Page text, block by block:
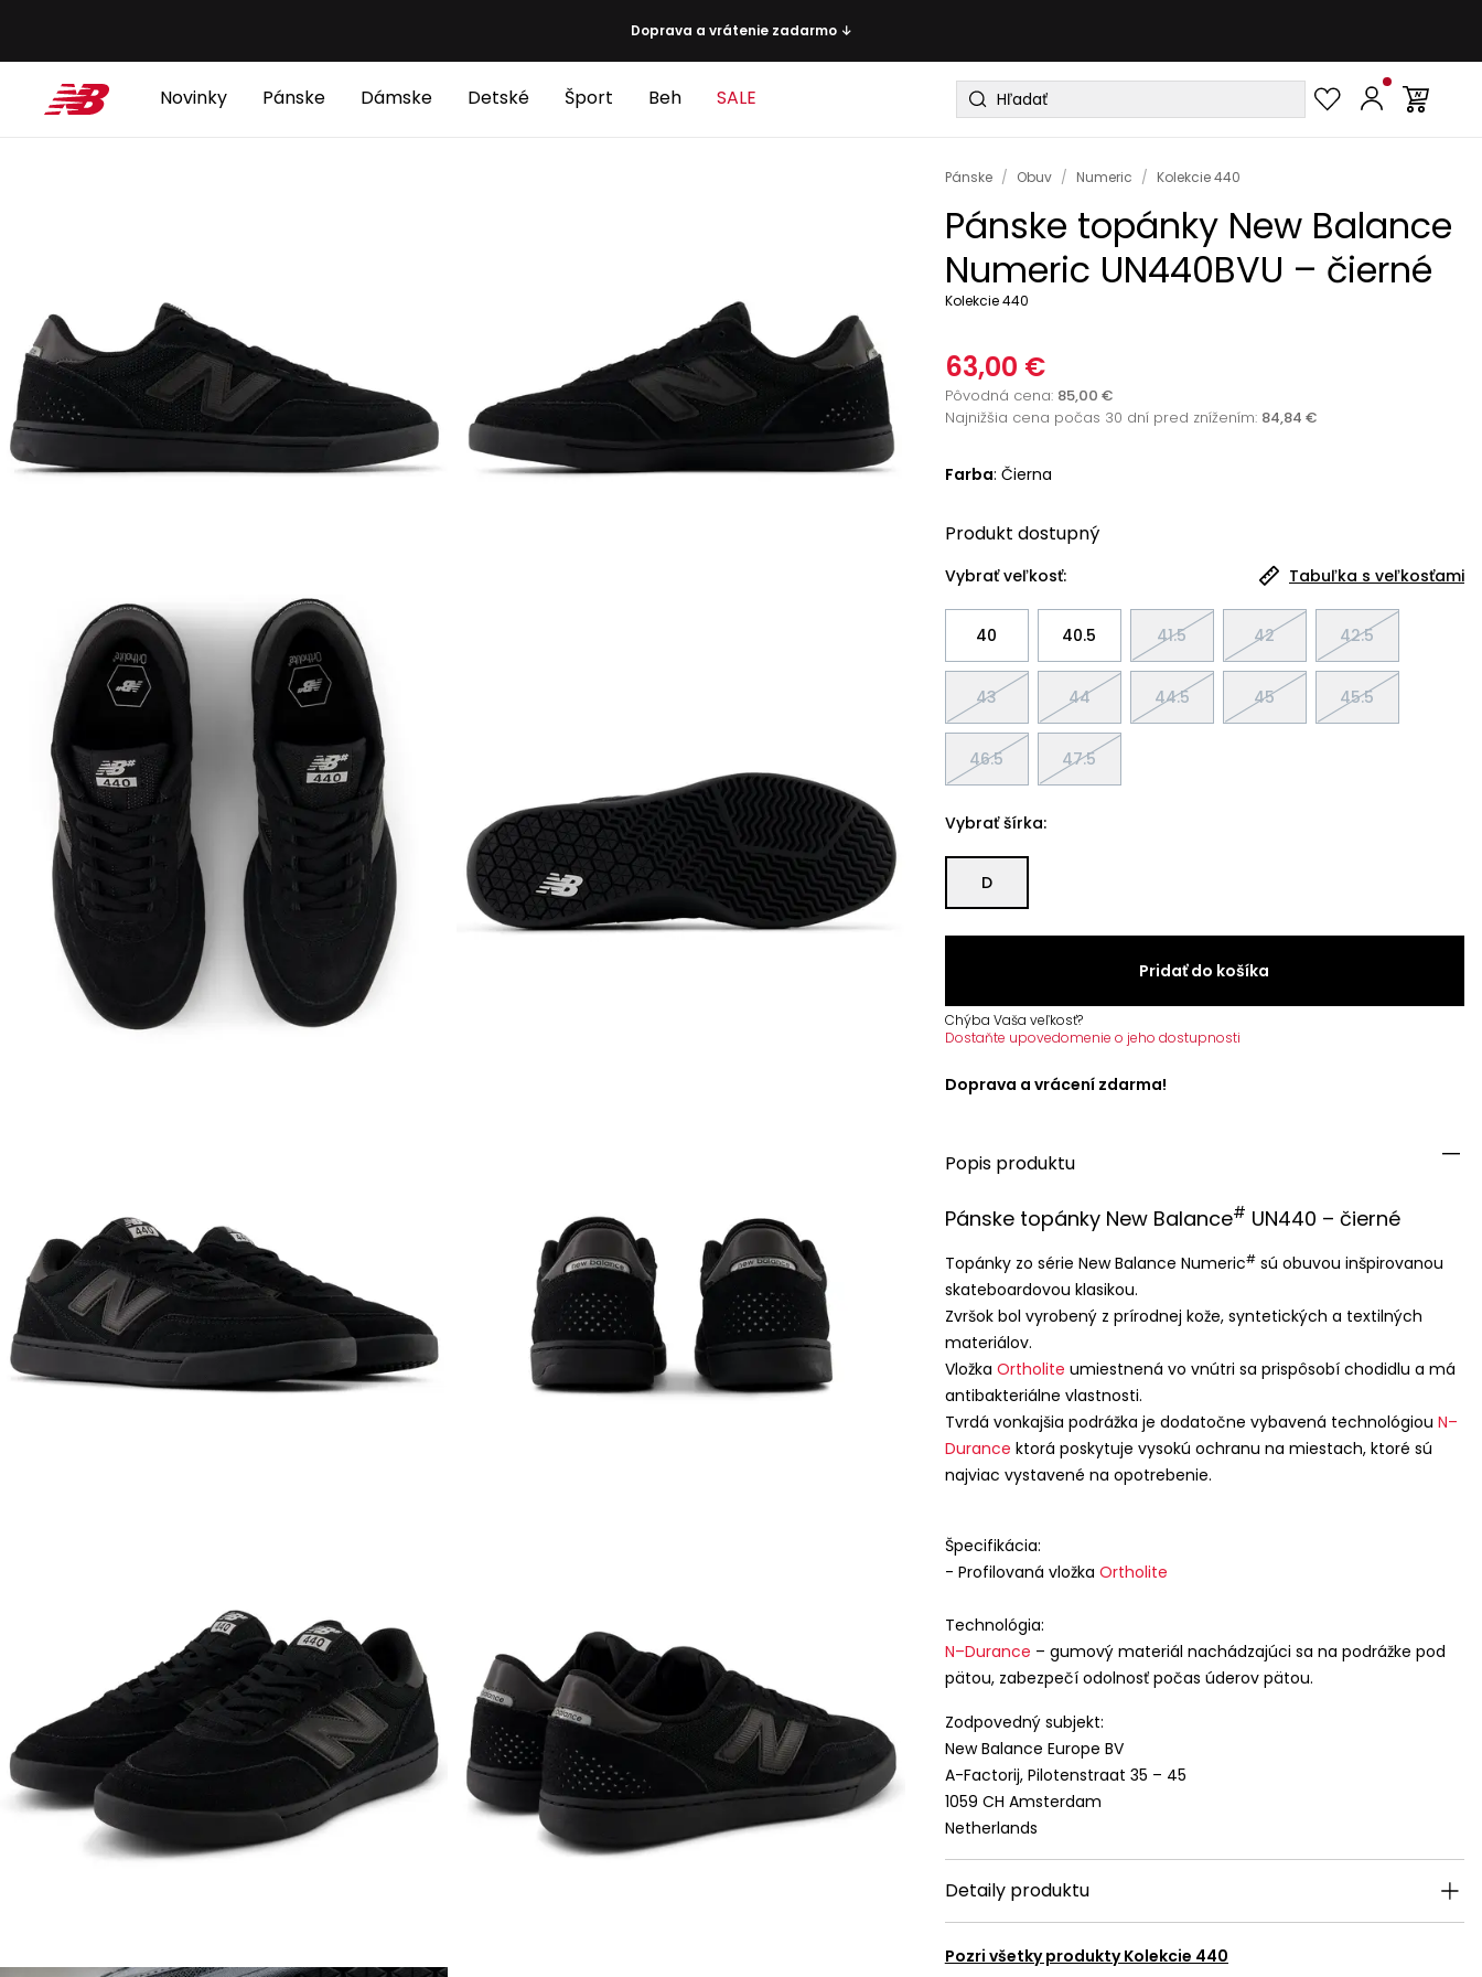
Doprava a vrátenie zadarmo ↓
Novinky Pánske Dámske Detské Šport Beh SALE
Pánske / Obuv / Numeric / Kolekcie 440
Pánske topánky New Balance
Numeric UN440BVU – čierné
Kolekcie 440
63,00 €
Pôvodná cena: 85,00 €
Najnižšia cena počas 30 dní pred znížením: 84,84 €
Farba: Čierna
Produkt dostupný
Vybrať veľkosť: Tabuľka s veľkosťami
40 40.5 41.5 42 42.5
43 44 44.5 45 45.5
46.5 47.5
Vybrať šírka:
D
Pridať do košíka
Chýba Vaša veľkosť?
Dostaňte upovedomenie o jeho dostupnosti
Doprava a vrácení zdarma!
Popis produktu
Pánske topánky New Balance# UN440 – čierné
Topánky zo série New Balance Numeric#sú obuvou inšpirovanou
skateboardovou klasikou.
Zvršok bol vyrobený z prírodnej kože, syntetických a textilných
materiálov.
Vložka Ortholite umiestnená vo vnútri sa prispôsobí chodidlu a má
antibakteriálne vlastnosti.
Tvrdá vonkajšia podrážka je dodatočne vybavená technológiou N–
Durance ktorá poskytuje vysokú ochranu na miestach, ktoré sú
najviac vystavené na opotrebenie.
Špecifikácia:
- Profilovaná vložka Ortholite
Technológia:
N–Durance – gumový materiál nachádzajúci sa na podrážke pod
pätou, zabezpečí odolnosť počas úderov pätou.
Zodpovedný subjekt:
New Balance Europe BV
A-Factorij, Pilotenstraat 35 – 45
1059 CH Amsterdam
Netherlands
Detaily produktu
Pozri všetky produkty Kolekcie 440